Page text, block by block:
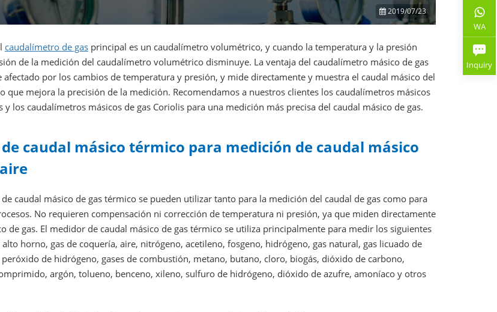
2019/07/23
caudalímetro de gasprincipal es un caudalímetro volumétrico, y cuando la temperatura y la presión
de la medición del caudalímetro volumétrico disminuye. La ventaja del caudalímetro másico de gas
afectado por los cambios de temperatura y presión, y mide directamente y muestra el caudal másico del
que mejora la precisión de la medición. Recomendamos a nuestros clientes los caudalímetros másicos
y los caudalímetros másicos de gas Coriolis para una medición más precisa del caudal másico de gas.
caudal másico térmico para medición de caudal másico
caudal másico de gas térmico se pueden utilizar tanto para la medición del caudal de gas como para
No requieren compensación ni corrección de temperatura ni presión, ya que miden directamente
de gas. El medidor de caudal másico de gas térmico se utiliza principalmente para medir los siguientes
alto horno, gas de coquería, aire, nitrógeno, acetileno, fosgeno, hidrógeno, gas natural, gas licuado de
peróxido de hidrógeno, gases de combustión, metano, butano, cloro, biogás, dióxido de carbono,
argón, tolueno, benceno, xileno, sulfuro de hidrógeno, dióxido de azufre, amoníaco y otros
WA
Inquiry